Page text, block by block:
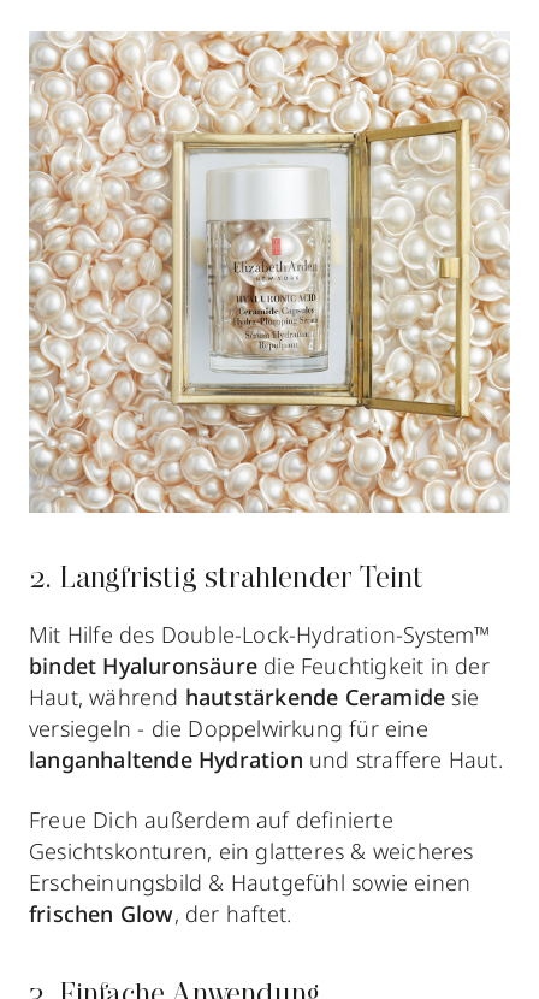
2. Langfristig strahlender Teint
Mit Hilfe des Double-Lock-Hydration-System™
bindet Hyaluronsäure die Feuchtigkeit in der
Haut, während hautstärkende Ceramide sie
versiegeln - die Doppelwirkung für eine
langanhaltende Hydration und straffere Haut.
Freue Dich außerdem auf definierte
Gesichtskonturen, ein glatteres & weicheres
Erscheinungsbild & Hautgefühl sowie einen
frischen Glow, der haftet.